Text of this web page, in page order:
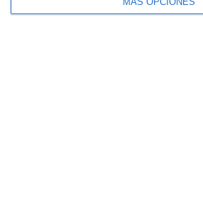
El seguro español activa